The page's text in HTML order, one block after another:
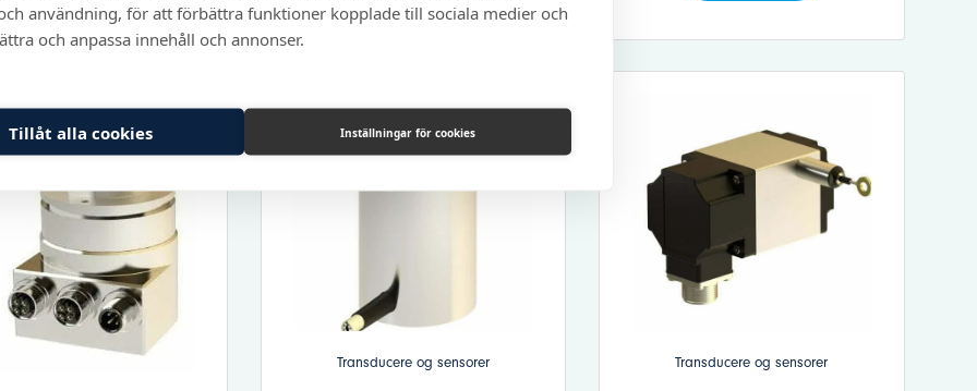
Transducere og sensorer Transducere og sensorer
användning, för att förbättra funktioner kopplade till sociala medier och
och anpassa innehåll och annonser.
Tillåt alla cookies Inställningar för cookies